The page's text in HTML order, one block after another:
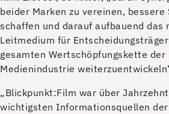
beider Marken zu vereinen, bessere
schaffen und darauf aufbauend das
Leitmedium für
gesamten Wertschöpfungskette der
Medienindustrie
„Blickpunkt:Film war über
wichtigsten Informationsquellen der